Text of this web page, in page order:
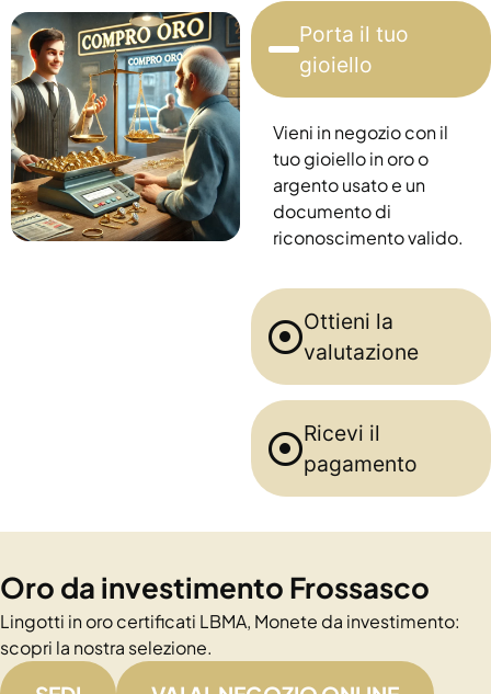
Porta il tuo
gioiello
Vieni in negozio con il
tuo gioiello in oro o
argento usato e un
documento di
riconoscimento valido.
Ottieni la
valutazione
Ricevi il
pagamento
Oro da investimento Frossasco
Lingotti in oro certificati LBMA, Monete da investimento:
scopri la nostra selezione.